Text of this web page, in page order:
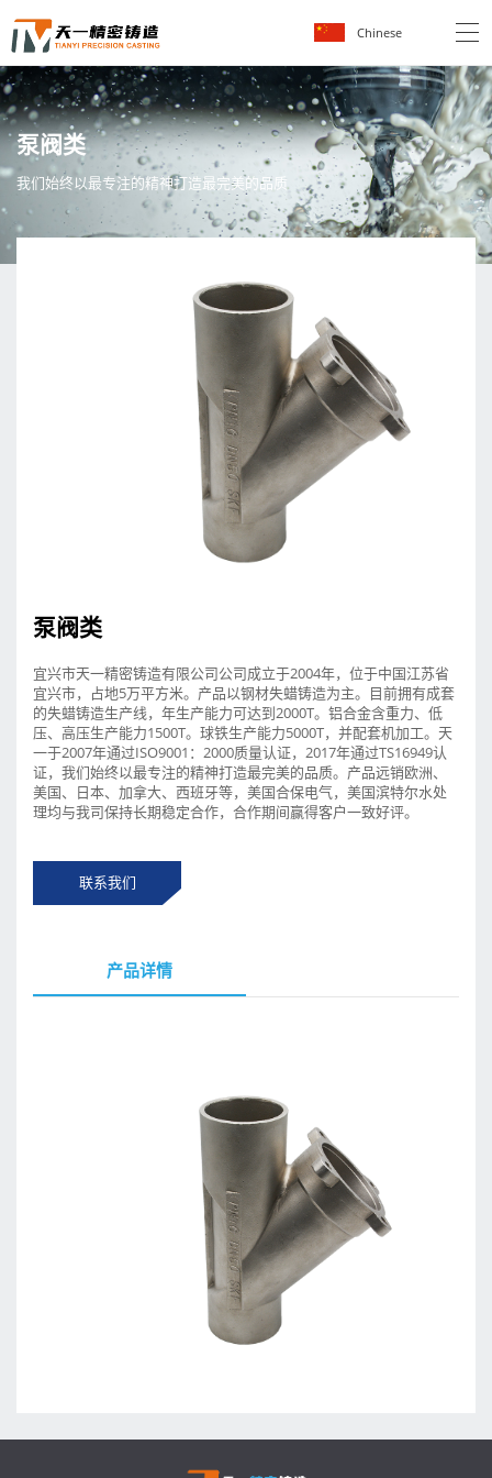
Chinese
泵阀类
我们始终以最专注的精神打造最完美的品质
泵阀类
宜兴市天一精密铸造有限公司公司成立于2004年，位于中国江苏省
宜兴市，占地5万平方米。产品以钢材失蜡铸造为主。目前拥有成套
的失蜡铸造生产线，年生产能力可达到2000T。铝合金含重力、低
压、高压生产能力1500T。球铁生产能力5000T，并配套机加工。天
一于2007年通过ISO9001：2000质量认证，2017年通过TS16949认
证，我们始终以最专注的精神打造最完美的品质。产品远销欧洲、
美国、日本、加拿大、西班牙等，美国合保电气，美国滨特尔水处
理均与我司保持长期稳定合作，合作期间赢得客户一致好评。
联系我们
产品详情